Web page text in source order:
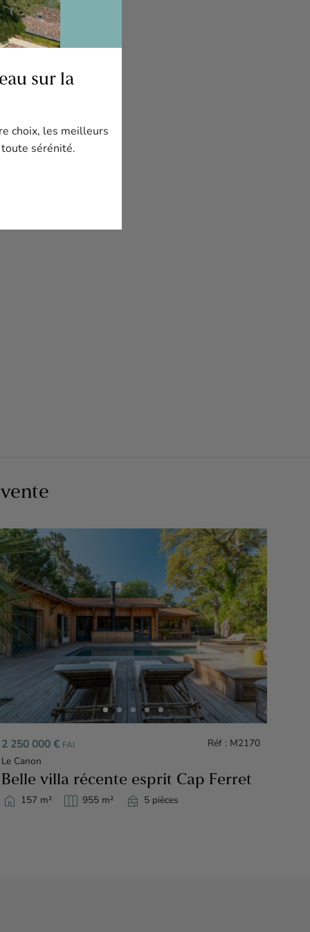
sur la
choix, les meilleurs
sérénité.
2 250 000 € FAI Réf : M2170
Le Canon
Belle villa récente esprit Cap Ferret
home 157 m² outdoor_garden 955 m² nest_multi_room 5 pièces